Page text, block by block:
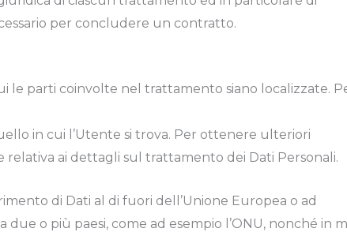
per concludere un contratto.
le parti coinvolte nel trattamento siano localizzate.
in cui l’Utente si trova. Per ottenere ulteriori
ai dettagli sul trattamento dei Dati Personali.
di Dati al di fuori dell’Unione Europea o ad
o più paesi, come ad esempio l’ONU, nonché in